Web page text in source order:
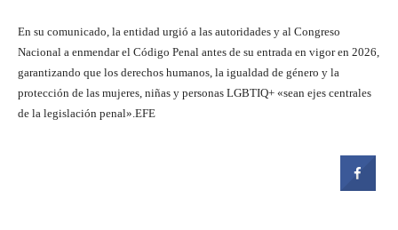
En su comunicado, la entidad urgió a las autoridades y al Congreso
Nacional a enmendar el Código Penal antes de su entrada en vigor en 2026,
garantizando que los derechos humanos, la igualdad de género y la
protección de las mujeres, niñas y personas LGBTIQ+ «sean ejes centrales
de la legislación penal».EFE